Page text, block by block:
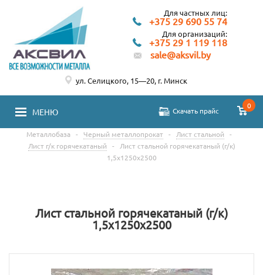
Для частных лиц:
+375 29 690 55 74
Для организаций:
+375 29 1 119 118
sale@aksvil.by
МЕНЮ Скачать прайс
0
ул. Селицкого, 15—20, г. Минск
Металлобаза - Черный металлопрокат - Лист стальной
-
Лист г/к горячекатаный
-
Лист стальной горячекатаный (г/к)
1,5х1250х2500
Лист стальной горячекатаный (г/к)
1,5х1250х2500